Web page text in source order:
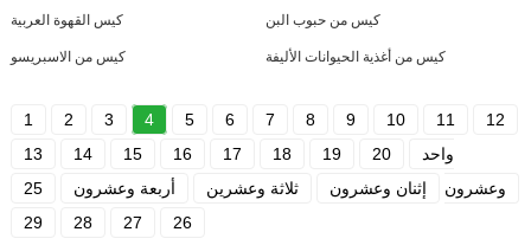
كيس القهوة العربية كيس من حبوب البن
كيس من الاسبريسو كيس من أغذية الحيوانات الأليفة
1 2 3 4 5 6 7 8 9 10 11
12
13
14 15 16 17 18 19 20
واحد
وعشرون
إثنان وعشرون ثلاثة وعشرين أربعة وعشرون
25
26
27
28
29